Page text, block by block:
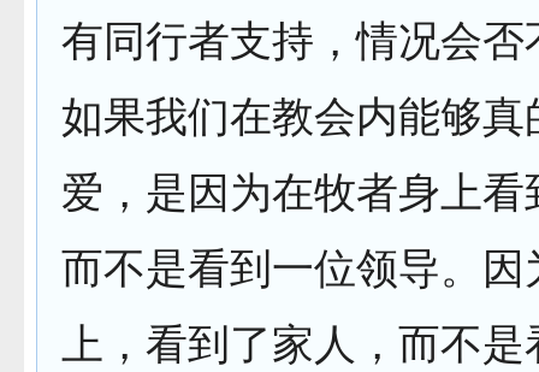
有同行者支持，情况会
如果我们在教会内能够
爱，是因为在牧者身上
而不是看到一位领导。
上，看到了家人，而不